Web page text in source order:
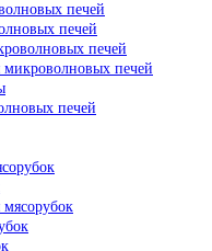
печей
печей
печей
микроволновых печей
печей
мясорубок